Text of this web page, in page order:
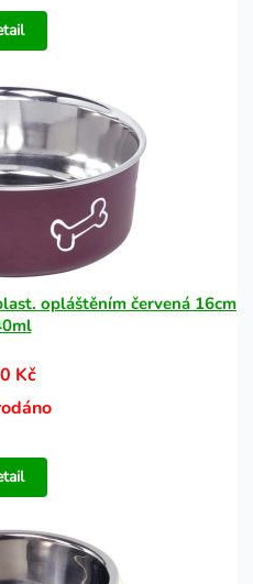
opláštěním červená 16cm
Kč